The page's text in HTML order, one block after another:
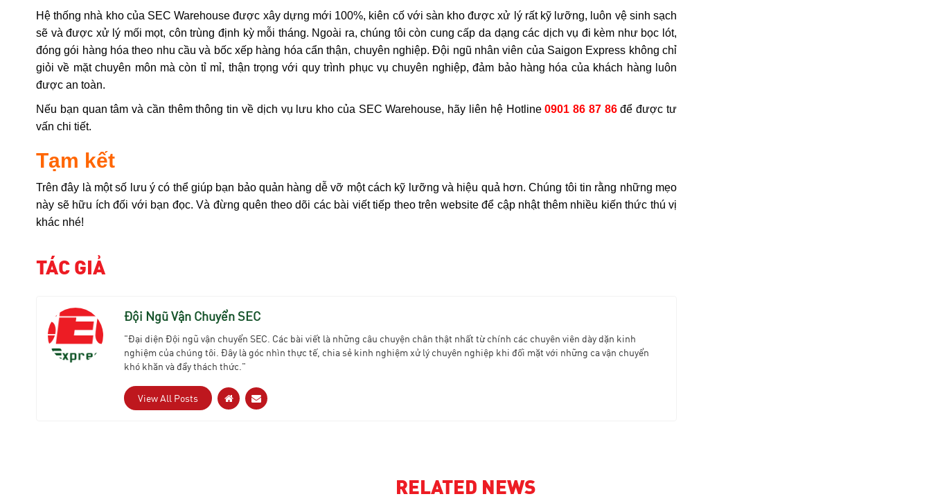
Hệ thống nhà kho của SEC Warehouse được xây dựng mới 100%, kiên cố với sàn kho được xử lý rất kỹ lưỡng, luôn vệ sinh sạch
sẽ và được xử lý mối mọt, côn trùng định kỳ mỗi tháng. Ngoài ra, chúng tôi còn cung cấp da dạng các dịch vụ đi kèm như bọc lót,
đóng gói hàng hóa theo nhu cầu và bốc xếp hàng hóa cẩn thận, chuyên nghiệp. Đội ngũ nhân viên của Saigon Express không chỉ
giỏi về mặt chuyên môn mà còn tỉ mỉ, thận trọng với quy trình phục vụ chuyên nghiệp, đảm bảo hàng hóa của khách hàng luôn
được an toàn.
Nếu bạn quan tâm và cần thêm thông tin về dịch vụ lưu kho của SEC Warehouse, hãy liên hệ Hotline0901 86 87 86để được tư
vấn chi tiết.
Tạm kết
Trên đây là một số lưu ý có thể giúp bạn bảo quản hàng dễ vỡ một cách kỹ lưỡng và hiệu quả hơn. Chúng tôi tin rằng những mẹo
này sẽ hữu ích đối với bạn đọc. Và đừng quên theo dõi các bài viết tiếp theo trên website để cập nhật thêm nhiều kiến thức thú vị
khác nhé!
TÁC GIẢ
Đội Ngũ Vận Chuyển SEC
"Đại diện Đội ngũ vận chuyển SEC. Các bài viết là những câu chuyện chân thật nhất từ chính các chuyên viên dày dặn kinh
nghiệm của chúng tôi. Đây là góc nhìn thực tế, chia sẻ kinh nghiệm xử lý chuyên nghiệp khi đối mặt với những ca vận chuyển
khó khăn và đầy thách thức."
View All Posts
RELATED NEWS